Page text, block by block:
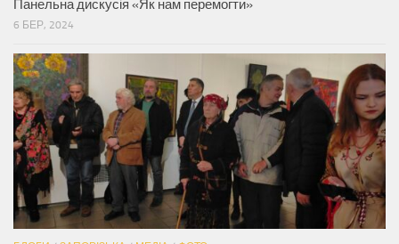
Панельна дискусія «Як нам перемогти»
6 БЕР, 2024